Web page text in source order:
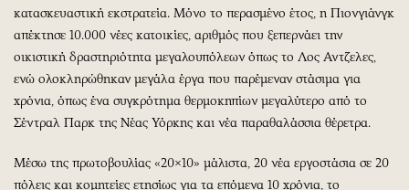
κατασκευαστική εκστρατεία. Μόνο το περασμένο έτος, η Πιονγιάνγκ
απέκτησε 10.000 νέες κατοικίες, αριθμός που ξεπερνάει την
οικιστική δραστηριότητα μεγαλουπόλεων όπως το Λος Αντζελες,
ενώ ολοκληρώθηκαν μεγάλα έργα που παρέμεναν στάσιμα για
χρόνια, όπως ένα συγκρότημα θερμοκηπίων μεγαλύτερο από το
Σέντραλ Παρκ της Νέας Υόρκης και νέα παραθαλάσσια θέρετρα.
Μέσω της πρωτοβουλίας «20×10» μάλιστα, 20 νέα εργοστάσια σε 20
πόλεις και κομητείες ετησίως για τα επόμενα 10 χρόνια, το